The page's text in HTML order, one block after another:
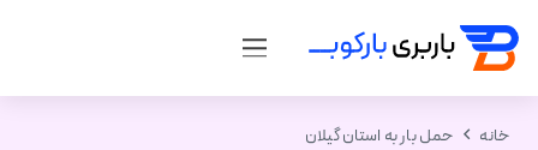
خانه حمل بار به استان گیلان